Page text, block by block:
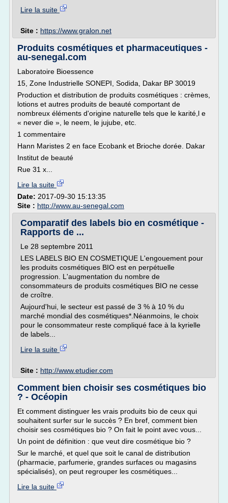
Lire la suite
Site : https://www.gralon.net
Produits cosmétiques et pharmaceutiques -
au-senegal.com
Laboratoire Bioessence
15, Zone Industrielle SONEPI, Sodida, Dakar BP 30019
Production et distribution de produits cosmétiques : crèmes,
lotions et autres produits de beauté comportant de
nombreux éléments d'origine naturelle tels que le karité,l e
« never die », le neem, le jujube, etc.
1 commentaire
Hann Maristes 2 en face Ecobank et Brioche dorée. Dakar
Institut de beauté
Rue 31 x...
Lire la suite
Date: 2017-09-30 15:13:35
Site : http://www.au-senegal.com
Comparatif des labels bio en cosmétique -
Rapports de ...
Le 28 septembre 2011
LES LABELS BIO EN COSMETIQUE L'engouement pour
les produits cosmétiques BIO est en perpétuelle
progression. L'augmentation du nombre de
consommateurs de produits cosmétiques BIO ne cesse
de croître.
Aujourd'hui, le secteur est passé de 3 % à 10 % du
marché mondial des cosmétiques*.Néanmoins, le choix
pour le consommateur reste compliqué face à la kyrielle
de labels...
Lire la suite
Site : http://www.etudier.com
Comment bien choisir ses cosmétiques bio
? - Océopin
Et comment distinguer les vrais produits bio de ceux qui
souhaitent surfer sur le succès ? En bref, comment bien
choisir ses cosmétiques bio ? On fait le point avec vous...
Un point de définition : que veut dire cosmétique bio ?
Sur le marché, et quel que soit le canal de distribution
(pharmacie, parfumerie, grandes surfaces ou magasins
spécialisés), on peut regrouper les cosmétiques...
Lire la suite